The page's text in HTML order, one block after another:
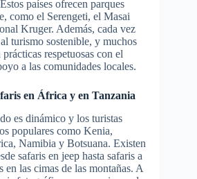
países ofrecen parques
como el Serengeti, el Masai
Kruger. Además, cada vez
turismo sostenible, y muchos
respetuosas con el
a las comunidades locales.
en África y en Tanzania
es dinámico y los turistas
populares como Kenia,
Namibia y Botsuana. Existen
safaris en jeep hasta safaris a
en las cimas de las montañas. A